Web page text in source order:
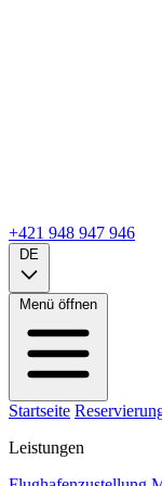
+421 948 947 946
DE
Menü öffnen
Startseite
Leistungen